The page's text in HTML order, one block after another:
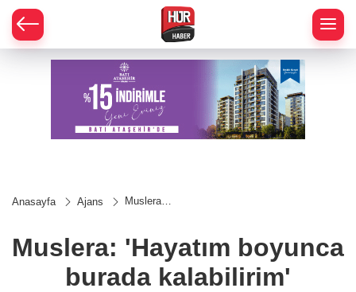
Anasayfa Ajans
Muslera:
burada
kalabilirim'
Muslera: 'Hayatım boyunca
burada kalabilirim'